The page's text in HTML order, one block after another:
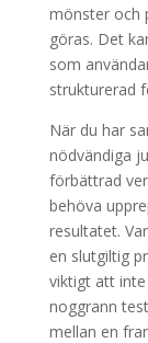
mönster och
göras. Det
som
strukturerad
När du har
nödvändiga
förbättrad
behöva
resultatet.
en slutgiltig
viktigt att
noggrann
mellan en